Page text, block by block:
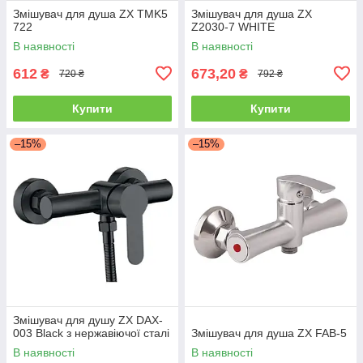
Змішувач для душа ZX TMK5
722
В наявності
612 ₴ 720 ₴
Купити
Змішувач для душа ZX
Z2030-7 WHITE
В наявності
673,20 ₴ 792 ₴
Купити
–15%
Змішувач для душу ZX DAX-
003 Black з нержавіючої сталі
В наявності
–15%
Змішувач для душа ZX FAB-5
В наявності